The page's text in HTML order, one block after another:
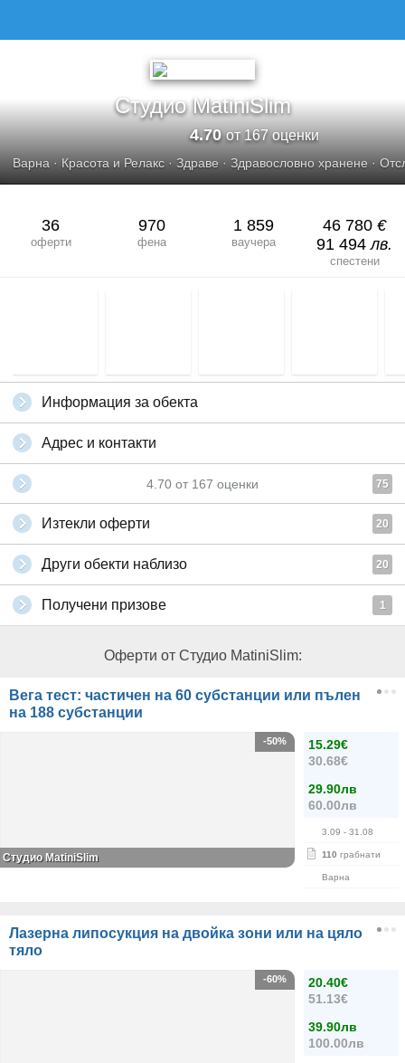
Студио MatiniSlim
4.70от 167 оценки
Варна · Красота и Релакс · Здраве · Здравословно хранене ·
36
оферти
970
фена
1 859
ваучера
46 780 €
91 494лв.
спестени
Информация за обекта
Адрес и контакти
4.70 от 167 оценки 75
Изтекли оферти 20
Други обекти наблизо 20
Получени призове 1
Оферти от Студио MatiniSlim:
Вега тест: частичен на 60 субстанции или пълен
на 188 субстанции
15.29€
30.68€
29.90лв
60.00лв
3.09 - 31.08
110 грабнати
Варна
-50%
Студио MatiniSlim
Лазерна липосукция на двойка зони или на цяло
тяло
20.40€
51.13€
39.90лв
100.00лв
-60%